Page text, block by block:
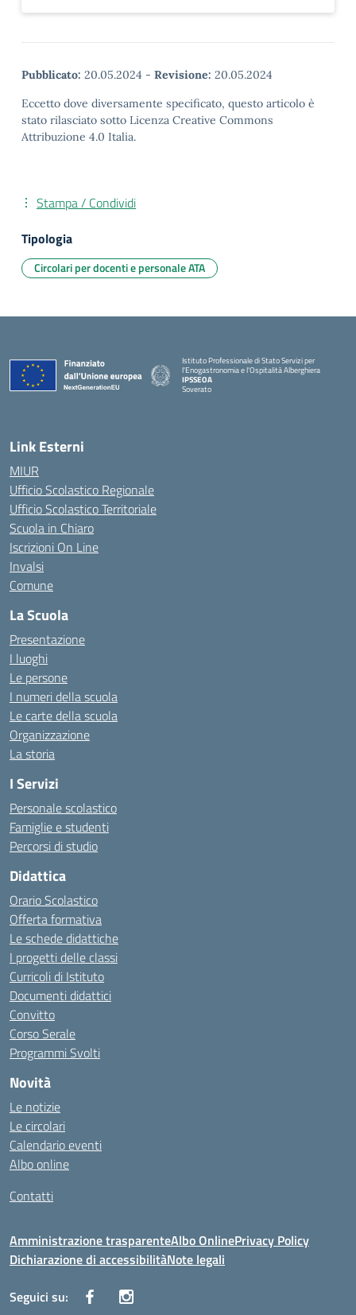
Pubblicato: 20.05.2024 - Revisione: 20.05.2024
Eccetto dove diversamente specificato, questo articolo è
stato rilasciato sotto Licenza Creative Commons
Attribuzione 4.0 Italia.
Stampa / Condividi
Tipologia
Circolari per docenti e personale ATA
Istituto Professionale di Stato Servizi per
l'Enogastronomia e l'Ospitalità Alberghiera
IPSSEOA
Soverato
Link Esterni
MIUR
Ufficio Scolastico Regionale
Ufficio Scolastico Territoriale
Scuola in Chiaro
Iscrizioni On Line
Invalsi
Comune
La Scuola
Presentazione
I luoghi
Le persone
I numeri della scuola
Le carte della scuola
Organizzazione
La storia
I Servizi
Personale scolastico
Famiglie e studenti
Percorsi di studio
Didattica
Orario Scolastico
Offerta formativa
Le schede didattiche
I progetti delle classi
Curricoli di Istituto
Documenti didattici
Convitto
Corso Serale
Programmi Svolti
Novità
Le notizie
Le circolari
Calendario eventi
Albo online
Contatti
Amministrazione trasparenteAlbo OnlinePrivacy Policy
Dichiarazione di accessibilitàNote legali
Seguici su: